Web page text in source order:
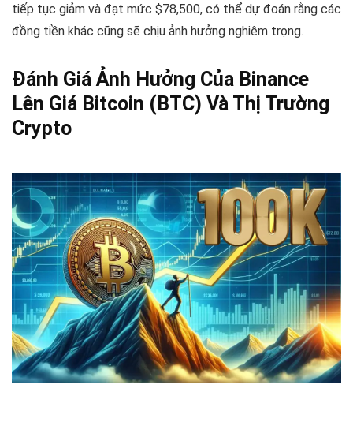
tiếp tục giảm và đạt mức $78,500, có thể dự đoán rằng các
đồng tiền khác cũng sẽ chịu ảnh hưởng nghiêm trọng.
Đánh Giá Ảnh Hưởng Của Binance
Lên Giá Bitcoin (BTC) Và Thị Trường
Crypto